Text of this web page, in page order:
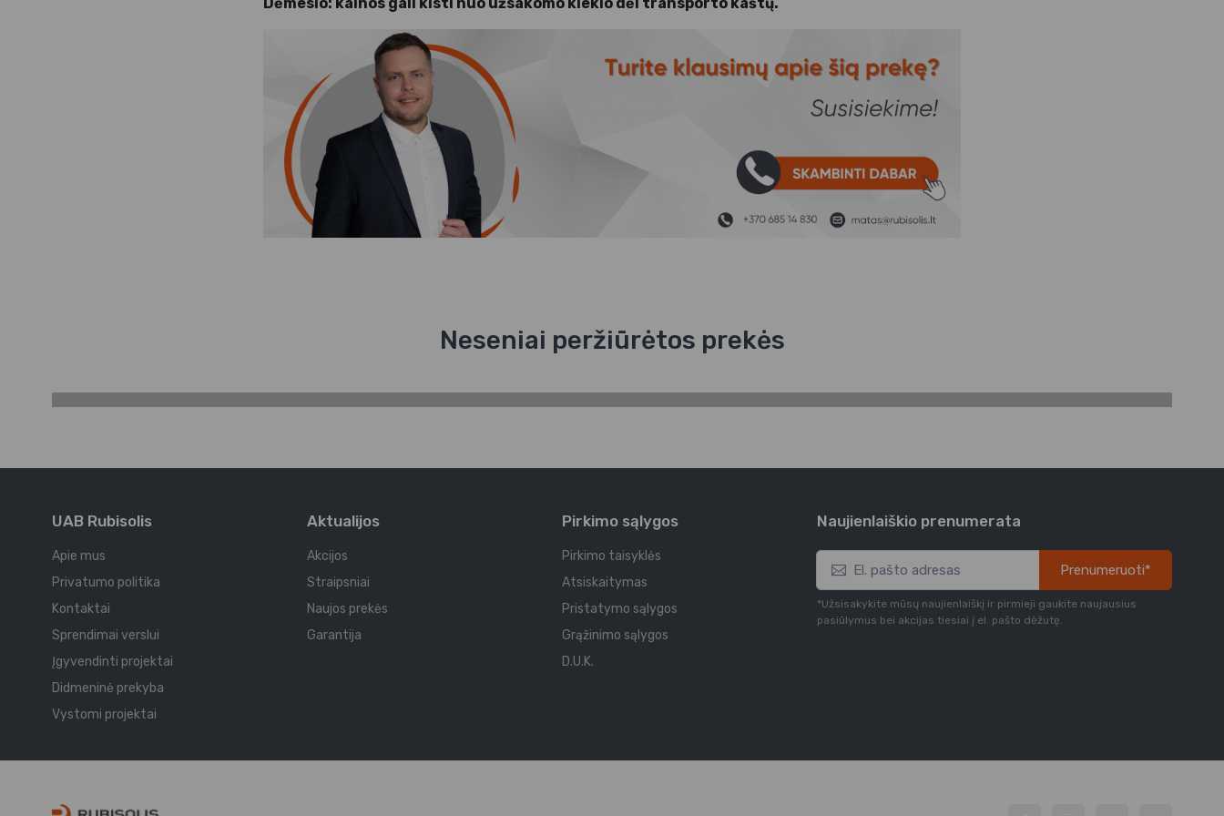
Neseniai peržiūrėtos prekės
UAB Rubisolis
Apie mus
Privatumo politika
Kontaktai
Sprendimai verslui
Įgyvendinti projektai
Didmeninė prekyba
Vystomi projektai
Aktualijos
Akcijos
Straipsniai
Naujos prekės
Garantija
Pirkimo sąlygos
Pirkimo taisyklės
Atsiskaitymas
Pristatymo sąlygos
Grąžinimo sąlygos
D.U.K.
Naujienlaiškio prenumerata
Prenumeruoti*
*Užsisakykite mūsų naujienlaiškį ir pirmieji gaukite naujausius
pasiūlymus bei akcijas tiesiai į el. pašto dėžutę.